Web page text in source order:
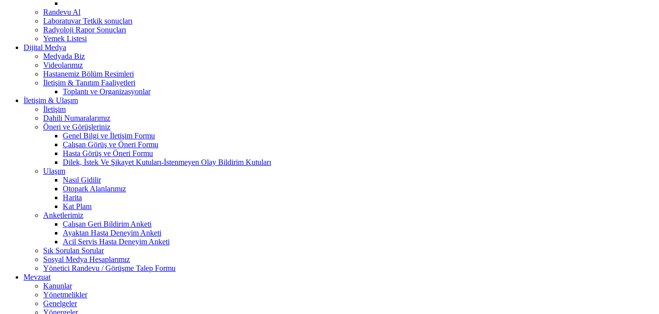
Randevu Al
Laboratuvar Tetkik sonuçları
Radyoloji Rapor Sonuçları
Yemek Listesi
Dijital Medya
Medyada Biz
Videolarımız
Hastanemiz Bölüm Resimleri
İletişim & Tanıtım Faaliyetleri
Toplantı ve Organizasyonlar
İletişim & Ulaşım
İletişim
Dahili Numaralarımız
Öneri ve Görüşleriniz
Genel Bilgi ve İletişim Formu
Çalışan Görüş ve Öneri Formu
Hasta Görüş ve Öneri Formu
Dilek, İstek Ve Şikayet Kutuları-İstenmeyen Olay Bildirim Kutuları
Ulaşım
Nasıl Gidilir
Otopark Alanlarımız
Harita
Kat Planı
Anketlerimiz
Çalışan Geri Bildirim Anketi
Ayaktan Hasta Deneyim Anketi
Acil Servis Hasta Deneyim Anketi
Sık Sorulan Sorular
Sosyal Medya Hesaplarımız
Yönetici Randevu / Görüşme Talep Formu
Mevzuat
Kanunlar
Yönetmelikler
Genelgeler
Yönergeler